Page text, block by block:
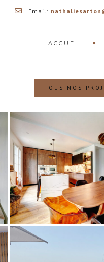
Email:
ACCUEIL
TOUS NOS